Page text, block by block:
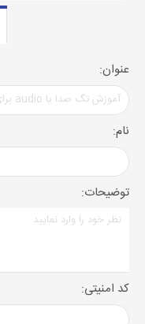
عنوان:
نام:
توضیحات:
کد امنیتی: